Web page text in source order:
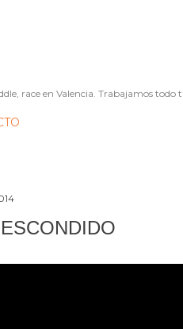
race en Valencia. Trabajamos todo